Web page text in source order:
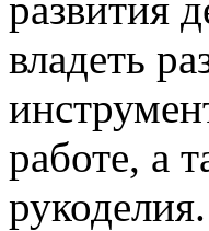
владеть
работе, а
рукоделия.